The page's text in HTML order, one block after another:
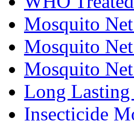
Mosquito
Mosquito
Mosquito
Long
Insecticide